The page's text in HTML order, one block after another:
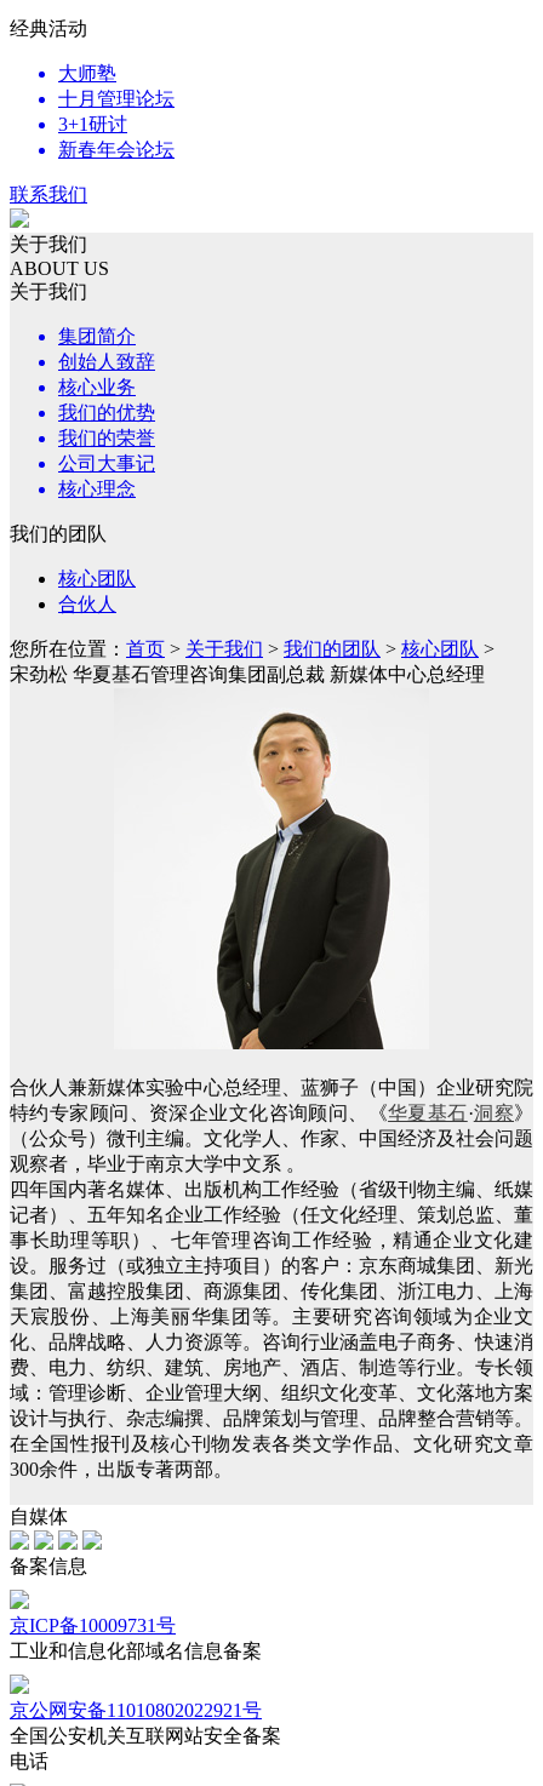
经典活动
大师塾
十月管理论坛
3+1研讨
新春年会论坛
联系我们
关于我们
ABOUT US
关于我们
集团简介
创始人致辞
核心业务
我们的优势
我们的荣誉
公司大事记
核心理念
我们的团队
核心团队
合伙人
您所在位置： 首页 > 关于我们 > 我们的团队 > 核心团队 >
宋劲松 华夏基石管理咨询集团副总裁 新媒体中心总经理
合伙人兼新媒体实验中心总经理、蓝狮子（中国）企业研究院
特约专家顾问、资深企业文化咨询顾问、《华夏基石·洞察》
（公众号）微刊主编。文化学人、作家、中国经济及社会问题
观察者，毕业于南京大学中文系 。
四年国内著名媒体、出版机构工作经验（省级刊物主编、纸媒
记者）、五年知名企业工作经验（任文化经理、策划总监、董
事长助理等职）、七年管理咨询工作经验，精通企业文化建
设。服务过（或独立主持项目）的客户：京东商城集团、新光
集团、富越控股集团、商源集团、传化集团、浙江电力、上海
天宸股份、上海美丽华集团等。主要研究咨询领域为企业文
化、品牌战略、人力资源等。咨询行业涵盖电子商务、快速消
费、电力、纺织、建筑、房地产、酒店、制造等行业。专长领
域：管理诊断、企业管理大纲、组织文化变革、文化落地方案
设计与执行、杂志编撰、品牌策划与管理、品牌整合营销等。
在全国性报刊及核心刊物发表各类文学作品、文化研究文章
300余件，出版专著两部。
自媒体
备案信息
京ICP备10009731号
工业和信息化部域名信息备案
京公网安备11010802022921号
全国公安机关互联网站安全备案
电话